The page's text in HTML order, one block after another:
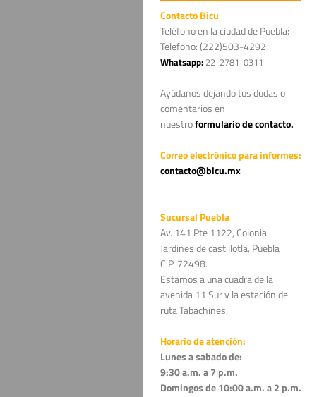
ContactoBicu
Teléfono en la ciudad de Puebla:
Telefono: (222)503-4292
Whatsapp: 22-2781-0311
Ayúdanos dejando tus dudas o
comentarios en
nuestroformulario de contacto.
Correo electrónico para informes:
contacto@bicu.mx
Sucursal Puebla
Av. 141 Pte 1122, Colonia
Jardines de castillotla, Puebla
C.P. 72498.
Estamos a una cuadra de la
avenida 11 Sur y la estación de
ruta Tabachines.
Horario de atención:
Lunes a sabado de:
9:30 a.m. a 7 p.m.
Domingos de 10:00 a.m. a 2 p.m.